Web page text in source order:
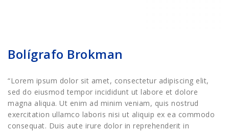
Bolígrafo Brokman
“Lorem ipsum dolor sit amet, consectetur adipiscing elit,
sed do eiusmod tempor incididunt ut labore et dolore
magna aliqua. Ut enim ad minim veniam, quis nostrud
exercitation ullamco laboris nisi ut aliquip ex ea commodo
consequat. Duis aute irure dolor in reprehenderit in